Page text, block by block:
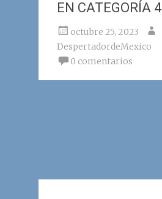
EN CATEGORÍA 4
octubre 25, 2023
DespertadordeMexico
0 comentarios